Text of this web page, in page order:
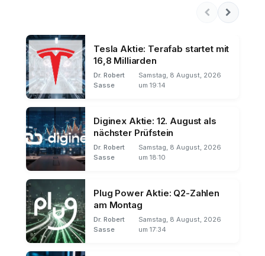
Tesla Aktie: Terafab startet mit
16,8 Milliarden
Dr. Robert
Sasse
Samstag, 8 August, 2026
um 19:14
Diginex Aktie: 12. August als
nächster Prüfstein
Dr. Robert
Sasse
Samstag, 8 August, 2026
um 18:10
Plug Power Aktie: Q2-Zahlen
am Montag
Dr. Robert
Sasse
Samstag, 8 August, 2026
um 17:34